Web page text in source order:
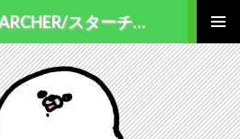
LINEスタンプ検索 STARCHER/スターチャー
メインメ
ニュー